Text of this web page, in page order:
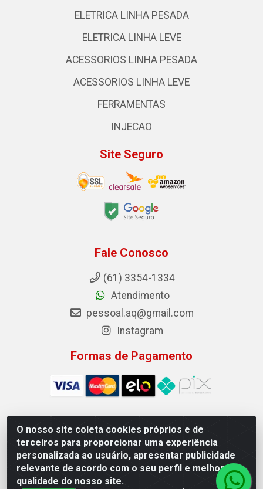
O nosso site coleta cookies próprios e de
terceiros para proporcionar uma experiência
personalizada ao usuário, apresentar publicidade
relevante de acordo com o seu perfil e melhorar a
qualidade do nosso site.
ELETRICA LINHA PESADA
ELETRICA LINHA LEVE
ACESSORIOS LINHA PESADA
ACESSORIOS LINHA LEVE
FERRAMENTAS
INJECAO
Site Seguro
Fale Conosco
(61) 3354-1334
Atendimento
pessoal.aq@gmail.com
Instagram
Formas de Pagamento
Auto Qualidade Comercio de Pecas LTDA - Quadra Qi
23, S/N, Lote 05/06 - Taguatinga, Brasília/DF - CEP
72.135-230 - CNPJ 72.617.459/0001-40